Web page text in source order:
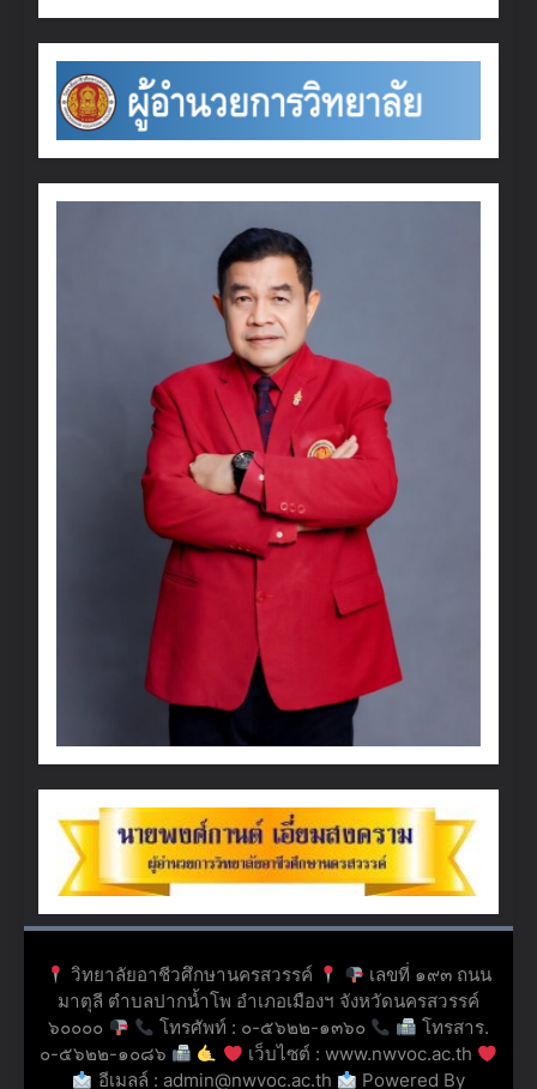
วิทยาลัยอาชีวศึกษานครสวรรค์
เลขที่ ๑๙๓ ถนน
มาตุลี ตำบลปากน้ำโพ อำเภอเมืองฯ จังหวัดนครสวรรค์
๖๐๐๐๐
โทรศัพท์ : ๐-๕๖๒๒-๑๓๖๐
โทรสาร.
๐-๕๖๒๒-๑๐๘๖
เว็บไซต์ : www.nwvoc.ac.th
อีเมลล์ : admin@nwvoc.ac.th
Powered By